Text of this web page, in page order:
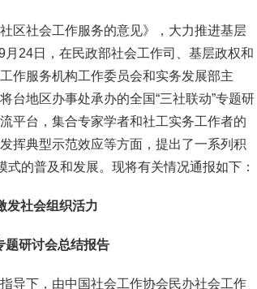
区社会工作服务的意见》，大力推进基层
24日，在民政部社会工作司、基层政权和
作服务机构工作委员会和实务发展部主
台地区办事处承办的全国“三社联动”专题研
平台，集合专家学者和社工实务工作者的
挥典型示范效应等方面，提出了一系列积
的普及和发展。现将有关情况通报如下：
发社会组织活力
研讨会总结报告
导下，由中国社会工作协会民办社会工作